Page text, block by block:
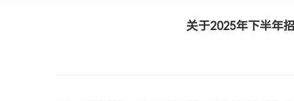
关于2025年下半年